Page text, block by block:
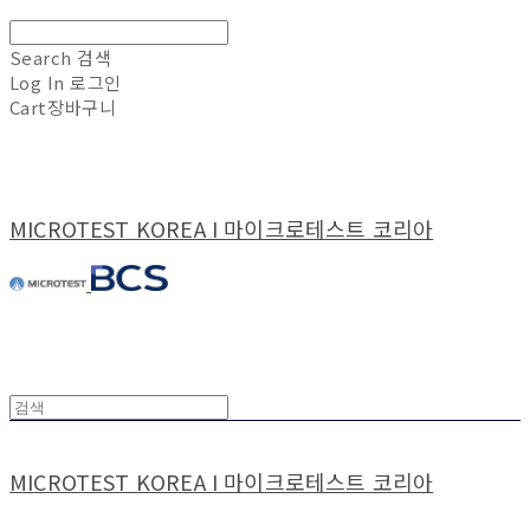
Search 검색
Log In 로그인
Cart장바구니
MICROTEST KOREA I 마이크로테스트 코리아
MICROTEST KOREA I 마이크로테스트 코리아